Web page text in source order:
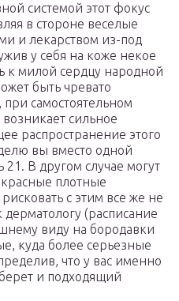
системой этот фокус
в стороне веселые
и лекарством из-под
у себя на коже некое
к милой сердцу народной
быть чревато
самостоятельном
сильное
распространение этого
вы вместо одной
В другом случае могут
плотные
с этим все же не
дерматологу (расписание
виду на бородавки
куда более серьезные
что у вас именно
и подходящий